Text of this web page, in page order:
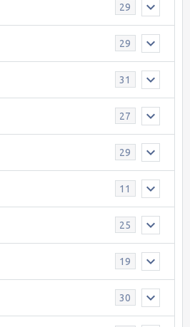
29
29
31
27
29
11
25
19
30